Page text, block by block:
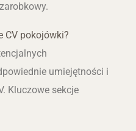
CV pokojówki?
umiejętności i
Kluczowe sekcje